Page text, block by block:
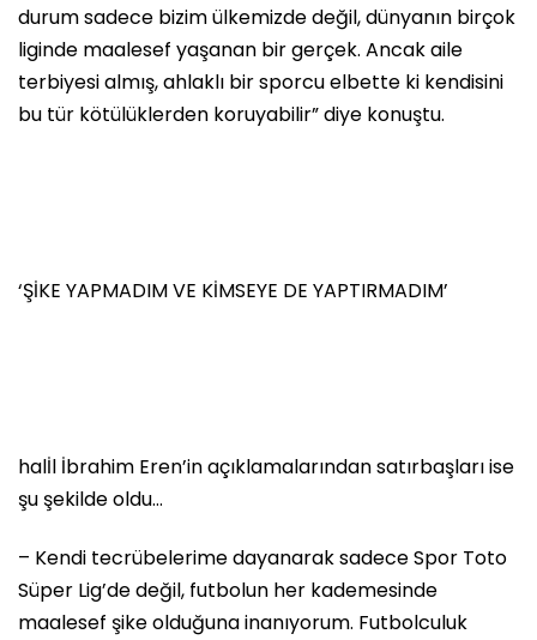
durum sadece bizim ülkemizde değil, dünyanın birçok
liginde maalesef yaşanan bir gerçek. Ancak aile
terbiyesi almış, ahlaklı bir sporcu elbette ki kendisini
bu tür kötülüklerden koruyabilir” diye konuştu.
‘ŞİKE YAPMADIM VE KİMSEYE DE YAPTIRMADIM’
halİl İbrahim Eren’in açıklamalarından satırbaşları ise
şu şekilde oldu…
– Kendi tecrübelerime dayanarak sadece Spor Toto
Süper Lig’de değil, futbolun her kademesinde
maalesef şike olduğuna inanıyorum. Futbolculuk